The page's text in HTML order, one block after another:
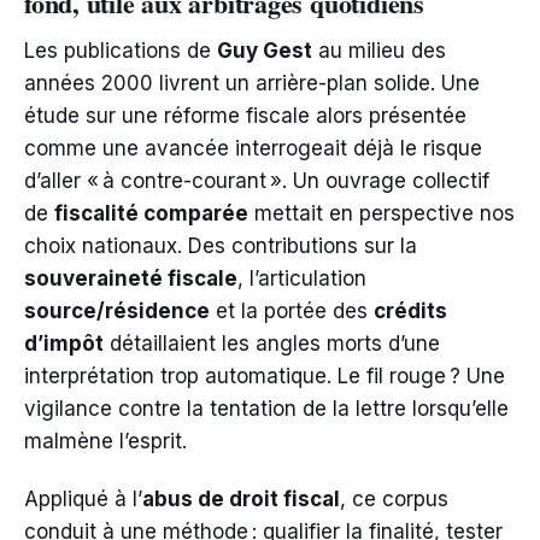
Les publications de Guy Gest au milieu des
années 2000 livrent un arrière-plan solide. Une
étude sur une réforme fiscale alors présentée
comme une avancée interrogeait déjà le risque
d’aller « à contre-courant ». Un ouvrage collectif
de fiscalité comparée mettait en perspective nos
choix nationaux. Des contributions sur la
souveraineté fiscale, l’articulation
source/résidence et la portée des crédits
d’impôt détaillaient les angles morts d’une
interprétation trop automatique. Le fil rouge ? Une
vigilance contre la tentation de la lettre lorsqu’elle
malmène l’esprit.
Appliqué à l’abus de droit fiscal , ce corpus
conduit à une méthode : qualifier la finalité, tester